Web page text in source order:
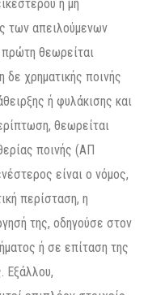
ή μη
των απειλούμενων
θεωρείται
χρηματικής ποινής
ή φυλάκισης και
θεωρείται
ποινής (ΑΠ
είναι ο νόμος,
περίσταση, η
της, οδηγούσε στον
ή σε επίταση της
Εξάλλου,